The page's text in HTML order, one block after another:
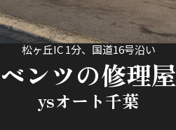
松ヶ丘IC 1分、国道16号沿い
ベンツの修理屋
ysオート千葉